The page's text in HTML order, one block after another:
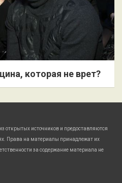
которая не врет?
открытых источников и предоставляются
Права на материалы принадлежат их
за содержание материала не